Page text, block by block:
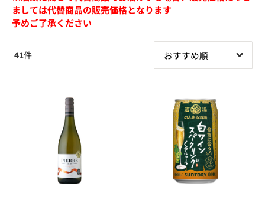
ましては代替商品の販売価格となります
予めご了承ください
41件